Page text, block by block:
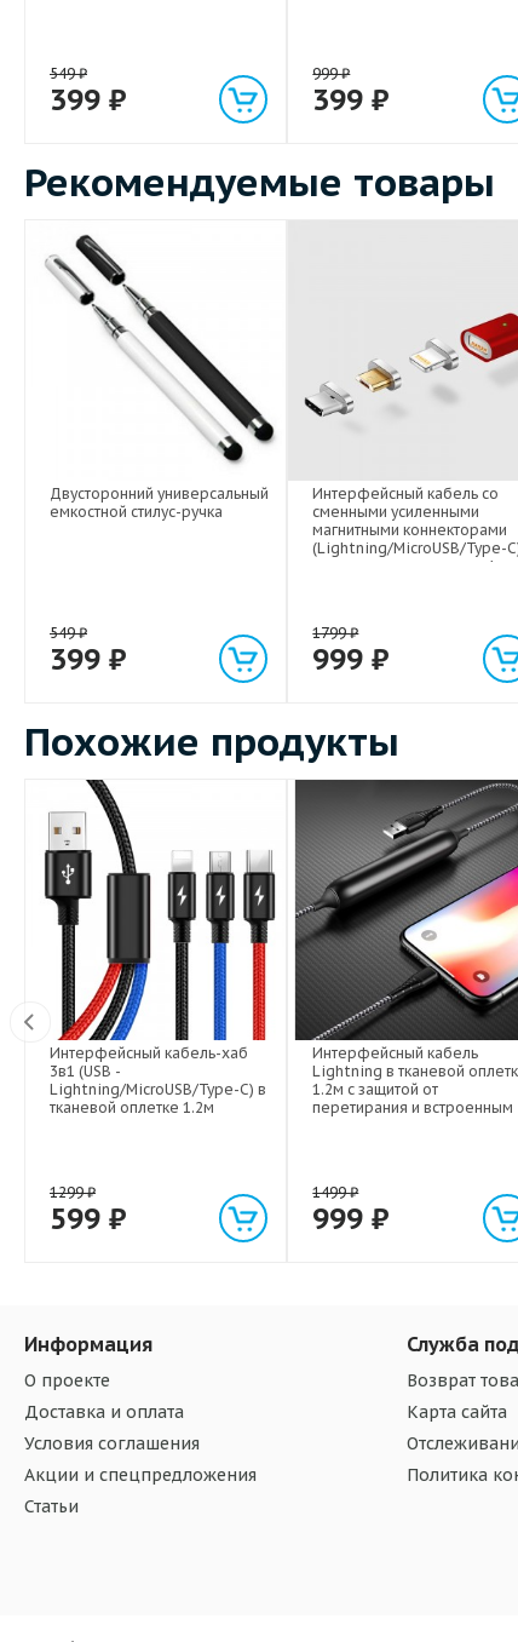
549₽
399 ₽
999₽
399₽
Рекомендуемые товары
Двусторонний универсальный
емкостной стилус-ручка
549₽
399 ₽
Интерфейсный кабель со
сменными усиленными
магнитными коннекторами
(Lightning/MicroUSB/Type-
световым индикатором 1м
1799₽
999₽
Похожие продукты
Интерфейсный кабель-хаб
3в1 (USB -
Lightning/MicroUSB/Type-C) в
тканевой оплетке 1.2м
1299₽
599 ₽
Интерфейсный кабель
Lightning в тканевой
1.2м с защитой от
перетирания и встроенным
1499₽
999₽
Информация
О проекте
Доставка и оплата
Условия соглашения
Акции и спецпредложения
Статьи
Служба
Возврат
Карта сайта
Политика